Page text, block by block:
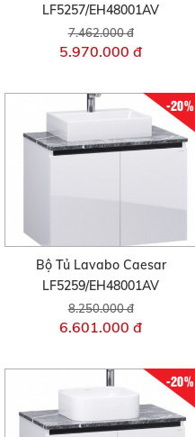
LF5257/EH48001AV
7.462.000 đ
5.970.000 đ
-20%
Bộ Tủ Lavabo Caesar
LF5259/EH48001AV
8.250.000 đ
6.601.000 đ
-20%